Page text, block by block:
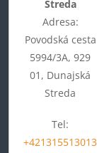
Streda
Adresa:
Povodská cesta
5994/3A, 929
01, Dunajská
Streda
Tel:
+421315513013